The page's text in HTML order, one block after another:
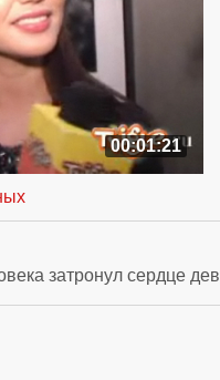
00:01:21
затронул сердце